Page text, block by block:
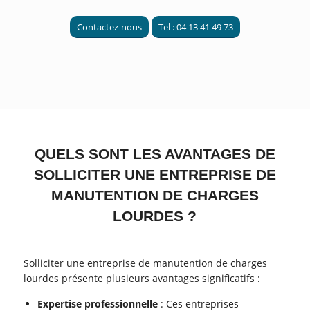
Contactez-nous Tel : 04 13 41 49 73
QUELS SONT LES AVANTAGES DE
SOLLICITER UNE ENTREPRISE DE
MANUTENTION DE CHARGES
LOURDES ?
Solliciter une entreprise de manutention de charges
lourdes présente plusieurs avantages significatifs :
Expertise professionnelle : Ces entreprises